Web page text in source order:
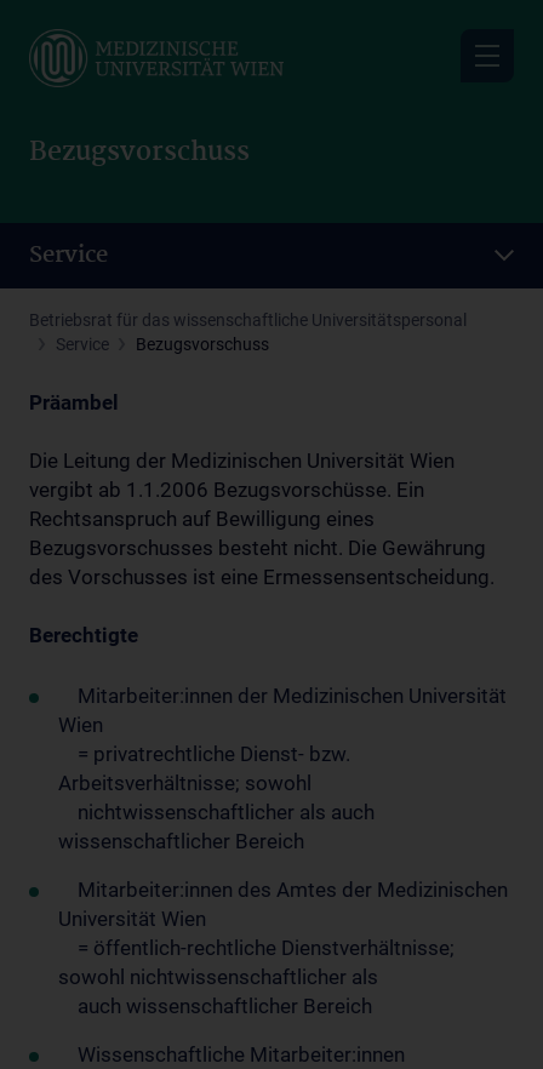
main
Bezugsvorschuss
Service
Betriebsrat für das wissenschaftliche Universitätspersonal
Service
Bezugsvorschuss
Präambel
Die Leitung der Medizinischen Universität Wien
vergibt ab 1.1.2006 Bezugsvorschüsse. Ein
Rechtsanspruch auf Bewilligung eines
Bezugsvorschusses besteht nicht. Die Gewährung
des Vorschusses ist eine Ermessensentscheidung.
Berechtigte
Mitarbeiter:innen der Medizinischen Universität
Wien
= privatrechtliche Dienst- bzw.
Arbeitsverhältnisse; sowohl
nichtwissenschaftlicher als auch
wissenschaftlicher Bereich
Mitarbeiter:innen des Amtes der Medizinischen
Universität Wien
= öffentlich-rechtliche Dienstverhältnisse;
sowohl nichtwissenschaftlicher als
auch wissenschaftlicher Bereich
Wissenschaftliche Mitarbeiter:innen